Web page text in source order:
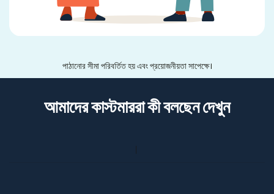
পাঠানোর সীমা পরিবর্তিত হয় এবং প্রয়োজনীয়তা সাপেক্ষে।
আমাদের কাস্টমাররা কী বলছেন দেখুন